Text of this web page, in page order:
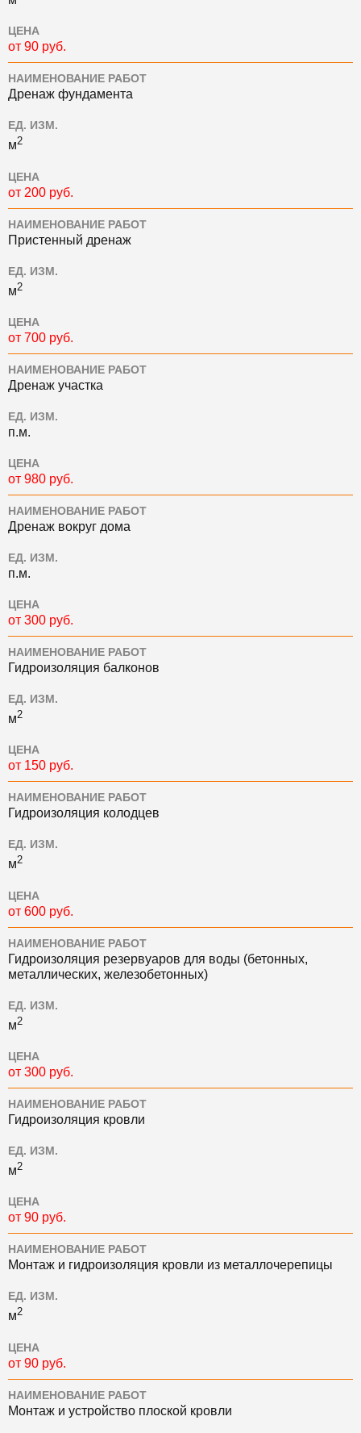
ЦЕНА
от 90 руб.
НАИМЕНОВАНИЕ РАБОТ
Дренаж фундамента
ЕД. ИЗМ.
м2
ЦЕНА
от 200 руб.
НАИМЕНОВАНИЕ РАБОТ
Пристенный дренаж
ЕД. ИЗМ.
м2
ЦЕНА
от 700 руб.
НАИМЕНОВАНИЕ РАБОТ
Дренаж участка
ЕД. ИЗМ.
п.м.
ЦЕНА
от 980 руб.
НАИМЕНОВАНИЕ РАБОТ
Дренаж вокруг дома
ЕД. ИЗМ.
п.м.
ЦЕНА
от 300 руб.
НАИМЕНОВАНИЕ РАБОТ
Гидроизоляция балконов
ЕД. ИЗМ.
м2
ЦЕНА
от 150 руб.
НАИМЕНОВАНИЕ РАБОТ
Гидроизоляция колодцев
ЕД. ИЗМ.
м2
ЦЕНА
от 600 руб.
НАИМЕНОВАНИЕ РАБОТ
Гидроизоляция резервуаров для воды (бетонных,
металлических, железобетонных)
ЕД. ИЗМ.
м2
ЦЕНА
от 300 руб.
НАИМЕНОВАНИЕ РАБОТ
Гидроизоляция кровли
ЕД. ИЗМ.
м2
ЦЕНА
от 90 руб.
НАИМЕНОВАНИЕ РАБОТ
Монтаж и гидроизоляция кровли из металлочерепицы
ЕД. ИЗМ.
м2
ЦЕНА
от 90 руб.
НАИМЕНОВАНИЕ РАБОТ
Монтаж и устройство плоской кровли